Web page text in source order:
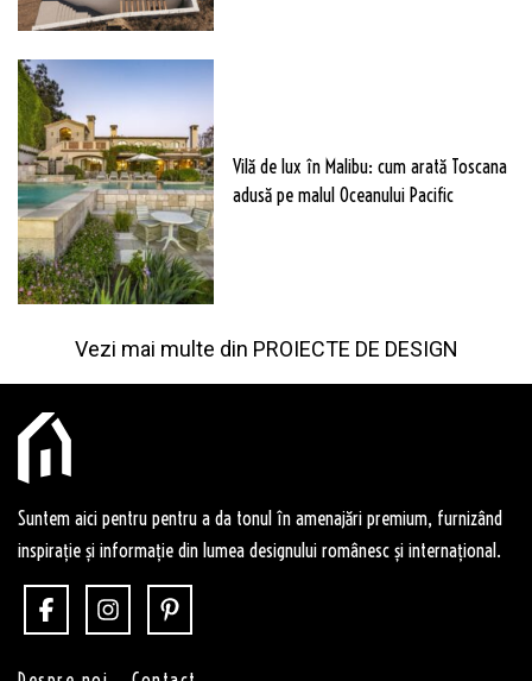
Vilă de lux în Malibu: cum arată Toscana
adusă pe malul Oceanului Pacific
Vezi mai multe din PROIECTE DE DESIGN
Suntem aici pentru pentru a da tonul în amenajări premium, furnizând
inspirație și informație din lumea designului românesc și internațional.